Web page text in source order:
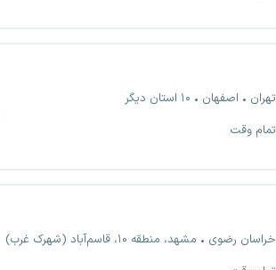
تهران اصفهان
۱۰ استان دیگر
تمام وقت
خراسان رضوی
مشهد، منطقه ۱۰، قاسم‌آباد (شهرک غرب)